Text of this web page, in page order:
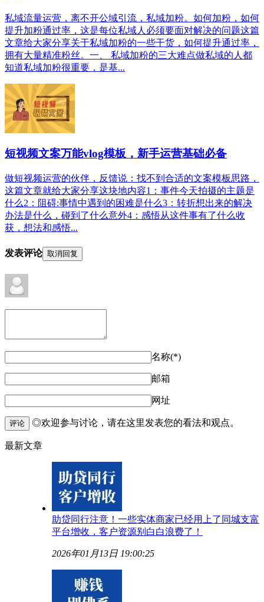
私域流量运营，离不开公域引流，私域加粉。如何加粉，如何
提升加粉通过率，这是每位私域人必须要面对解决的问题这篇
文章给大家分享关于私域加粉的一些干货，如何提升通过率，
拥有大量精准粉丝。一、 私域加粉的三大难点做私域的人都
知道私域加粉很重要，是基...
短视频文案万能vlog模板，新手运营基础必备
做短视频运营的伙伴，反馈说：找不到合适的文案模板思路，
这篇文章就给大家分享这块地内容1：事件今天拍摄的主题是
什么2：阻碍:事情中遇到的困难是什么3：转折想出来的解决
办法是什么，碰到了什么意外4：感悟从这件事有了什么收
获，想法和感悟...
发表评论 取消回复
名称(*)
邮箱
网址
评论 ◎欢迎参与讨论，请在这里发表您的看法和观点。
最新文章
助贷同行注意！一些实体商家已经用上了同城支富
平台增收，客户资源别白白浪费了！
2026年01月13日 19:00:25